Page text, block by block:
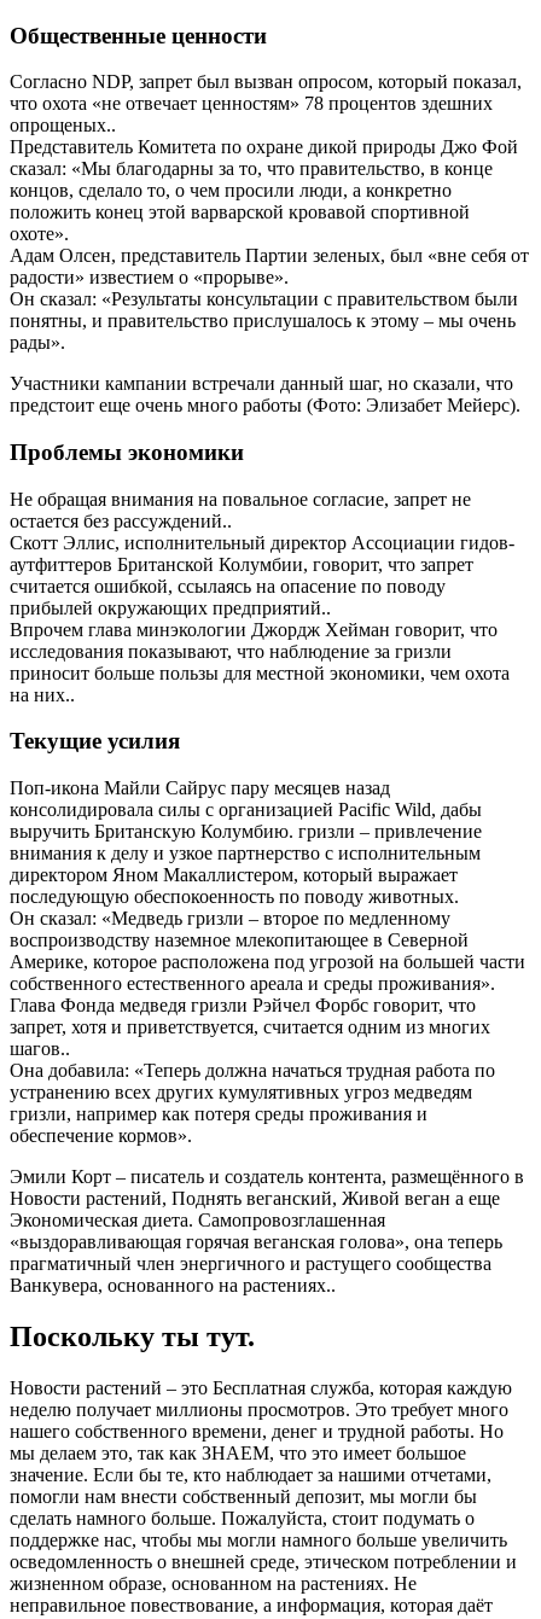
Общественные ценности
Согласно NDP, запрет был вызван опросом, который показал,
что охота «не отвечает ценностям» 78 процентов здешних
опрощеных..
Представитель Комитета по охране дикой природы Джо Фой
сказал: «Мы благодарны за то, что правительство, в конце
концов, сделало то, о чем просили люди, а конкретно
положить конец этой варварской кровавой спортивной
охоте».
Адам Олсен, представитель Партии зеленых, был «вне себя от
радости» известием о «прорыве».
Он сказал: «Результаты консультации с правительством были
понятны, и правительство прислушалось к этому – мы очень
рады».
Участники кампании встречали данный шаг, но сказали, что
предстоит еще очень много работы (Фото: Элизабет Мейерс).
Проблемы экономики
Не обращая внимания на повальное согласие, запрет не
остается без рассуждений..
Скотт Эллис, исполнительный директор Ассоциации гидов-
аутфиттеров Британской Колумбии, говорит, что запрет
считается ошибкой, ссылаясь на опасение по поводу
прибылей окружающих предприятий..
Впрочем глава минэкологии Джордж Хейман говорит, что
исследования показывают, что наблюдение за гризли
приносит больше пользы для местной экономики, чем охота
на них..
Текущие усилия
Поп-икона Майли Сайрус пару месяцев назад
консолидировала силы с организацией Pacific Wild, дабы
выручить Британскую Колумбию. гризли – привлечение
внимания к делу и узкое партнерство с исполнительным
директором Яном Макаллистером, который выражает
последующую обеспокоенность по поводу животных.
Он сказал: «Медведь гризли – второе по медленному
воспроизводству наземное млекопитающее в Северной
Америке, которое расположена под угрозой на большей части
собственного естественного ареала и среды проживания».
Глава Фонда медведя гризли Рэйчел Форбс говорит, что
запрет, хотя и приветствуется, считается одним из многих
шагов..
Она добавила: «Теперь должна начаться трудная работа по
устранению всех других кумулятивных угроз медведям
гризли, например как потеря среды проживания и
обеспечение кормов».
Эмили Корт – писатель и создатель контента, размещённого в
Новости растений, Поднять веганский, Живой веган а еще
Экономическая диета. Самопровозглашенная
«выздоравливающая горячая веганская голова», она теперь
прагматичный член энергичного и растущего сообщества
Ванкувера, основанного на растениях..
Поскольку ты тут.
Новости растений – это Бесплатная служба, которая каждую
неделю получает миллионы просмотров. Это требует много
нашего собственного времени, денег и трудной работы. Но
мы делаем это, так как ЗНАЕМ, что это имеет большое
значение. Если бы те, кто наблюдает за нашими отчетами,
помогли нам внести собственный депозит, мы могли бы
сделать намного больше. Пожалуйста, стоит подумать о
поддержке нас, чтобы мы могли намного больше увеличить
осведомленность о внешней среде, этическом потреблении и
жизненном образе, основанном на растениях. Не
неправильное повествование, а информация, которая даёт